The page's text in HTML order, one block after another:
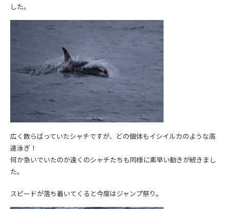
した。
広く散らばっていたシャチですが、どの個体もイシイルカのような高
速泳ぎ！
何か急いでいたのか遠くのシャチたちも同様に素早い動きが続きまし
た。
スピードが落ち着いてくると今度はジャンプ祭り。